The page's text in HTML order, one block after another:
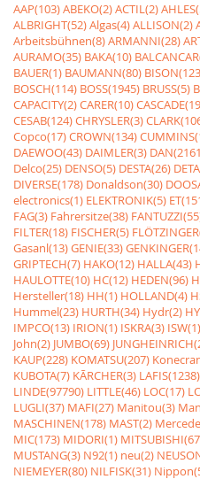
AAP(103)ABEKO(2)ACTIL(2)
ALBRIGHT(52)Algas(4)ALLISON(2)
Arbeitsbühnen(8)ARMANNI(28)
AURAMO(35) BAKA(10)
BAUER(1) BAUMANN(80)
BOSCH(114) BOSS(1945) BRUSS(5)
CAPACITY(2)CARER(10)
CESAB(124)CHRYSLER(3)
Copco(17)CROWN(134)
DAEWOO(43) DAIMLER(3)
Delco(25) DENSO(5) DESTA(26)
DIVERSE(178) Donaldson(30)
electronics(1) ELEKTRONIK(5)
FAG(3) Fahrersitze(38)
FILTER(18) FISCHER(5)
Gasanl(13)GENIE(33)
GRIPTECH(7) HAKO(12) HALLA(43)
HAULOTTE(10) HC(12) HEDEN(96)
Hersteller(18) HH(1) HOLLAND(4)
Hummel(23) HURTH(34) Hydr(2)
IMPCO(13) IRION(1) ISKRA(3) ISW(1)
John(2) JUMBO(69)
KAUP(228) KOMATSU(207)
KUBOTA(7) KÃRCHER(3) LAFIS(1238)
LINDE(97790) LITTLE(46) LOC(17)
LUGLI(37) MAFI(27) Manitou(3)
MASCHINEN(178) MAST(2)
MIC(173) MIDORI(1)
MUSTANG(3) N92(1) neu(2)
NIEMEYER(80) NILFISK(31)